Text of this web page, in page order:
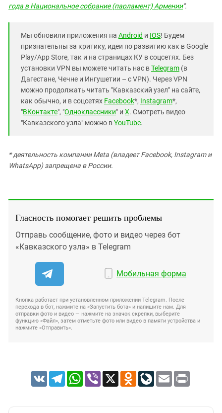
года в Национальное собрание (парламент) Армении".
Мы обновили приложения на Android и IOS! Будем
признательны за критику, идеи по развитию как в Google
Play/App Store, так и на страницах КУ в соцсетях. Без
установки VPN вы можете читать нас вTelegram (в
Дагестане, Чечне и Ингушетии – с VPN). Через VPN
можно продолжать читать "Кавказский узел" на сайте,
как обычно, и в соцсетях Facebook*, Instagram*,
"ВКонтакте", "Одноклассники" и X. Смотреть видео
"Кавказского узла" можно вYouTube.
* деятельность компании Meta (владеет Facebook, Instagram и
WhatsApp) запрещена в России.
Гласность помогает решить проблемы
Отправь сообщение, фото и видео через бот
«Кавказского узла» в Telegram
Мобильная форма
Кнопка работает при установленном приложении Telegram. После
перехода в бот, нажмите на «Запустить бота» и напишите нам. Для
отправки фото и видео — нажмите на значок скрепки, выберите
функцию «Файл», затем отметьте фото или видео в памяти устройства и
нажмите «Отправить».
VK TelegramWhatsApp
Viber X Odnoklassniki
LiveJournal
Email Print